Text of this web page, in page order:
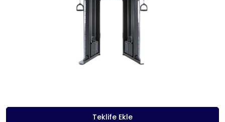
Teklife Ekle